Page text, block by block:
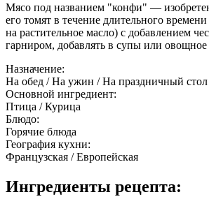
Мясо под названием "конфи" —
его томят в течение длительного
на растительное масло) с добавлением
гарниром, добавлять в супы или
Назначение:
На обед / На ужин / На праздничный стол
Основной ингредиент:
Птица / Курица
Блюдо:
Горячие блюда
География кухни:
Французская / Европейская
Ингредиенты рецепта: